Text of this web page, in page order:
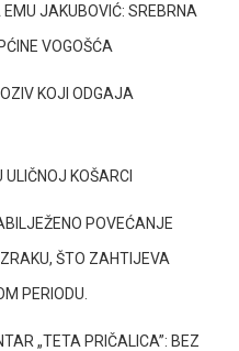
JAKUBOVIĆ: SREBRNA
VOGOŠĆA
KOJI ODGAJA
KOŠARCI
POVEĆANJE
ŠTO ZAHTIJEVA
PERIODU.
„TETA PRIČALICA”: BEZ